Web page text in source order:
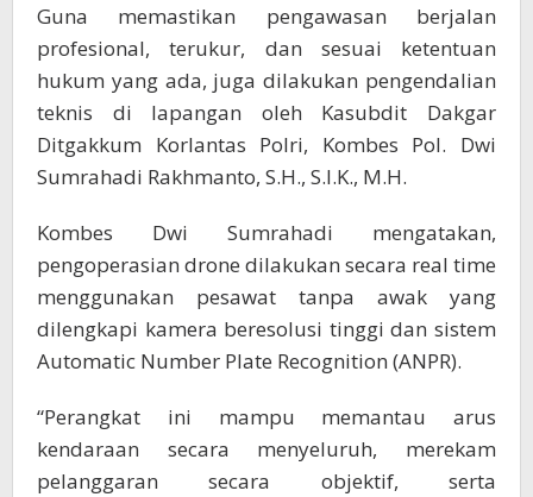
Guna memastikan pengawasan berjalan
profesional, terukur, dan sesuai ketentuan
hukum yang ada, juga dilakukan pengendalian
teknis di lapangan oleh Kasubdit Dakgar
Ditgakkum Korlantas Polri, Kombes Pol. Dwi
Sumrahadi Rakhmanto, S.H., S.I.K., M.H.
Kombes Dwi Sumrahadi mengatakan,
pengoperasian drone dilakukan secara real time
menggunakan pesawat tanpa awak yang
dilengkapi kamera beresolusi tinggi dan sistem
Automatic Number Plate Recognition (ANPR).
“Perangkat ini mampu memantau arus
kendaraan secara menyeluruh, merekam
pelanggaran secara objektif, serta